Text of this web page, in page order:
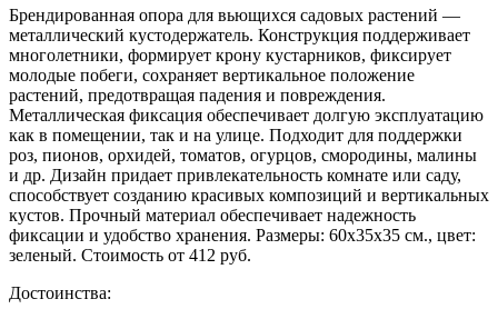
Брендированная опора для вьющихся садовых растений —
металлический кустодержатель. Конструкция поддерживает
многолетники, формирует крону кустарников, фиксирует
молодые побеги, сохраняет вертикальное положение
растений, предотвращая падения и повреждения.
Металлическая фиксация обеспечивает долгую эксплуатацию
как в помещении, так и на улице. Подходит для поддержки
роз, пионов, орхидей, томатов, огурцов, смородины, малины
и др. Дизайн придает привлекательность комнате или саду,
способствует созданию красивых композиций и вертикальных
кустов. Прочный материал обеспечивает надежность
фиксации и удобство хранения. Размеры: 60х35х35 см., цвет:
зеленый. Стоимость от 412 руб.
Достоинства: